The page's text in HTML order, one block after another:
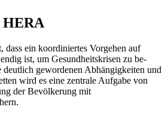
dass ein koordi­niertes Vorgehen auf
ist, um Gesundheitskrisen zu be­
geworde­nen Abhängigkeiten und
wird es eine zentrale Aufgabe von
der Bevöl­kerung mit